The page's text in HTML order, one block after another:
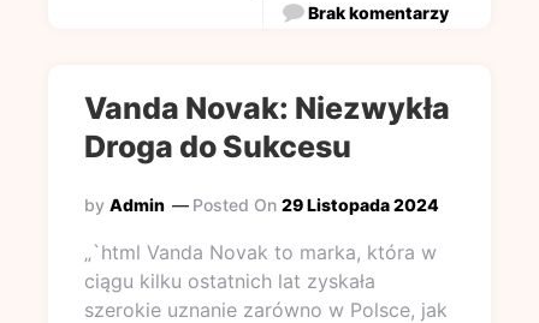
Brak komentarzy
Vanda Novak: Niezwykła
Droga do Sukcesu
by Admin Posted On 29 Listopada 2024
„`html Vanda Novak to marka, która w
ciągu kilku ostatnich lat zyskała
szerokie uznanie zarówno w Polsce, jak